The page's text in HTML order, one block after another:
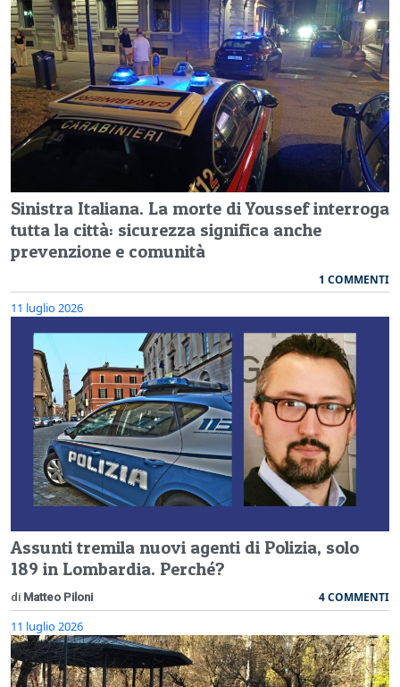
Sinistra Italiana. La morte di Youssef interroga
tutta la città: sicurezza significa anche
prevenzione e comunità
1 COMMENTI
11 luglio 2026
Assunti tremila nuovi agenti di Polizia, solo
189 in Lombardia. Perché?
di Matteo Piloni 4 COMMENTI
11 luglio 2026